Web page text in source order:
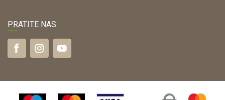
PRATITE NAS